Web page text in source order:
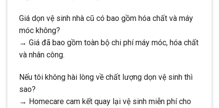
Giá dọn vệ sinh nhà cũ có bao gồm hóa chất và máy
móc không?
→ Giá đã bao gồm toàn bộ chi phí máy móc, hóa chất
và nhân công.
Nếu tôi không hài lòng về chất lượng dọn vệ sinh thì
sao?
→ Homecare cam kết quay lại vệ sinh miễn phí cho